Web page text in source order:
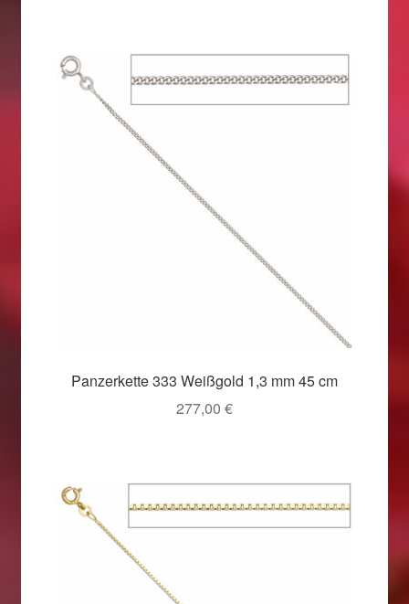
Panzerkette 333 Weißgold 1,3 mm 45 cm
277,00 €